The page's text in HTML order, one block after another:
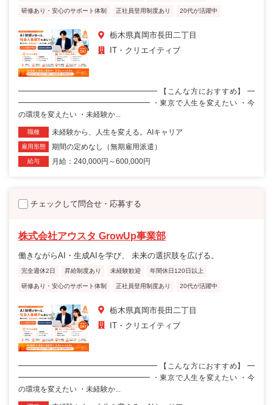
研修あり・安心のサポート体制 正社員登用制度あり 20代が活躍中
栃木県真岡市長田二丁目
IT・クリエイティブ
━━━━━━━━━━━━━━━━━━━ 【こんな方におすすめ】 ━
━━━━━━━━━━━━━━━━━━ ・東京で人生を変えたい ・今
の環境を変えたい ・未経験か...
職種 未経験から、人生を変える。AIキャリア
雇用形態 期間の定めなし（無期雇用派遣）
給与 月給：240,000円～600,000円
チェックして問合せ・応募する
株式会社アウスタ GrowUp事業部
働きながらAI・生成AIを学び、 未来の選択肢を広げる。
完全週休2日 昇給制度あり 未経験歓迎 年間休日120日以上
研修あり・安心のサポート体制 正社員登用制度あり 20代が活躍中
栃木県真岡市長田二丁目
IT・クリエイティブ
━━━━━━━━━━━━━━━━━━━ 【こんな方におすすめ】 ━
━━━━━━━━━━━━━━━━━━ ・東京で人生を変えたい ・今
の環境を変えたい ・未経験か...